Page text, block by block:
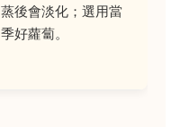
蒸後會淡化；選用當
季好蘿蔔。